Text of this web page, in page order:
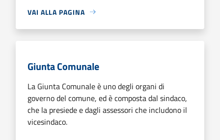
VAI ALLA PAGINA
Giunta Comunale
La Giunta Comunale è uno degli organi di
governo del comune, ed è composta dal sindaco,
che la presiede e dagli assessori che includono il
vicesindaco.